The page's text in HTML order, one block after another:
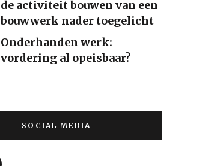
de activiteit bouwen van een
bouwwerk nader toegelicht
Onderhanden werk:
vordering al opeisbaar?
SOCIAL MEDIA